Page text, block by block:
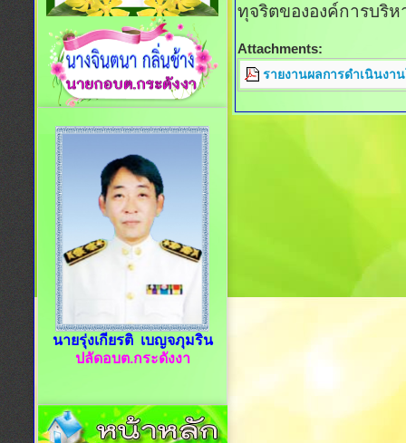
ทุจริตขององค์การบริ
Attachments:
รายงานผลการดำเนินงา
นายรุ่งเกียรติ เบญจภุมริน
ปลัดอบต.กระดังงา